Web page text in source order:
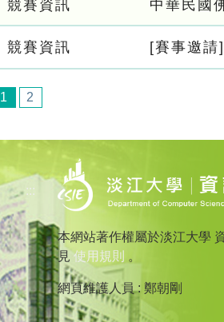
競賽資訊 中華民國
競賽資訊 [賽事邀
1 2
:::
本網站著作權屬於淡江大學
見使用規則 。
網頁維護人員 : 鄭朝剛